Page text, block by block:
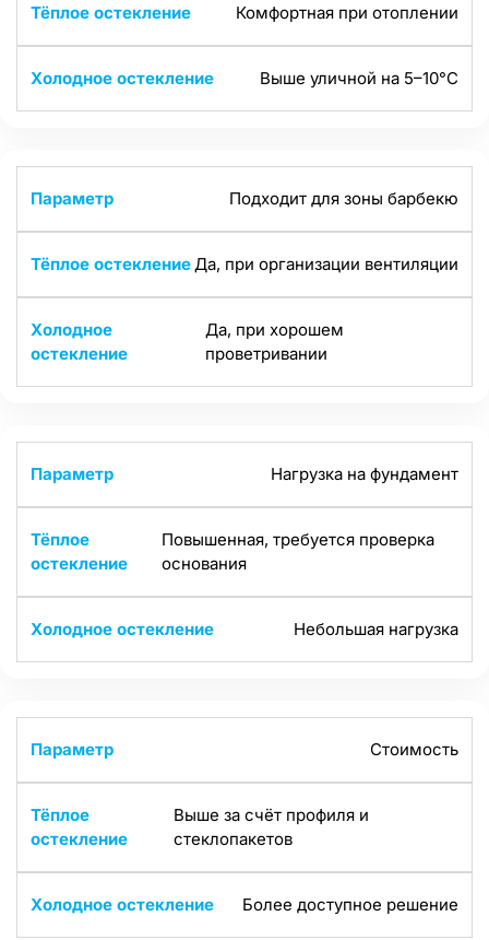
Комфортная при отоплении
Выше уличной на 5–10°C
Подходит для зоны барбекю
Да, при организации вентиляции
Да, при хорошем
проветривании
Нагрузка на фундамент
Повышенная, требуется проверка
основания
Небольшая нагрузка
Стоимость
Выше за счёт профиля и
стеклопакетов
Более доступное решение